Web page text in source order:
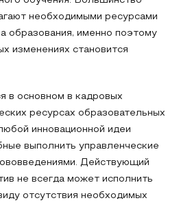
необходимыми ресурсами
образования, именно поэтому
изменениях становится
в основном в кадровых
ресурсах образовательных
инновационной идеи
выполнить управленческие
Действующий
не всегда может исполнить
отсутствия необходимых